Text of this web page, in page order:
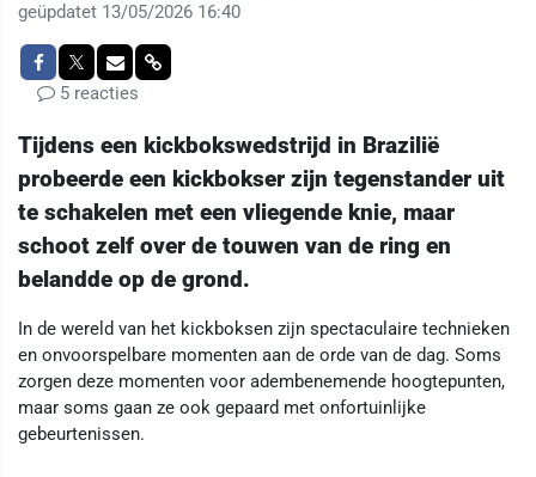
geüpdatet 13/05/2026 16:40
5 reacties
Tijdens een kickbokswedstrijd in Brazilië
probeerde een kickbokser zijn tegenstander uit
te schakelen met een vliegende knie, maar
schoot zelf over de touwen van de ring en
belandde op de grond.
In de wereld van het kickboksen zijn spectaculaire technieken
en onvoorspelbare momenten aan de orde van de dag. Soms
zorgen deze momenten voor adembenemende hoogtepunten,
maar soms gaan ze ook gepaard met onfortuinlijke
gebeurtenissen.